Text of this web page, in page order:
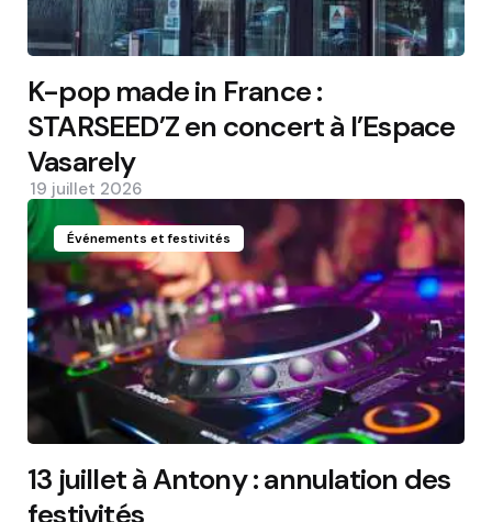
K-pop made in France :
STARSEED’Z en concert à l’Espace
Vasarely
19 juillet 2026
Événements et festivités
13 juillet à Antony : annulation des